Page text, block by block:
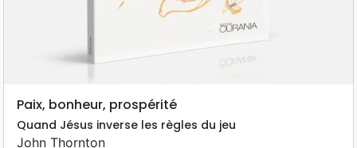
Paix, bonheur, prospérité
Quand Jésus inverse les règles du jeu
John Thornton